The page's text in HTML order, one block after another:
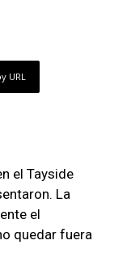
URL
el Tayside
La
el
quedar fuera